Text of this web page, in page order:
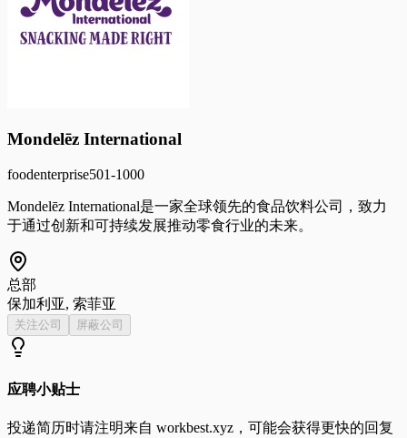
Mondelēz International
foodenterprise501-1000
Mondelēz International是一家全球领先的食品饮料公司，致力
于通过创新和可持续发展推动零食行业的未来。
总部
保加利亚, 索菲亚
关注公司 屏蔽公司
应聘小贴士
投递简历时请注明来自 workbest.xyz ，可能会获得更快的回复